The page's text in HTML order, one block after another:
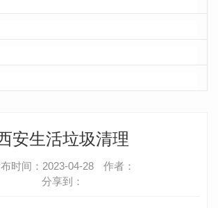
安生活垃圾清理
时间：2023-04-28
作者：
分享到：